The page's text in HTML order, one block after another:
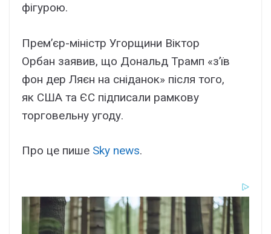
фігурою.
Прем’єр-міністр Угорщини Віктор
Орбан заявив, що Дональд Трамп «з’їв
фон дер Ляєн на сніданок» після того,
як США та ЄС підписали рамкову
торговельну угоду.
Про це пише Sky news.